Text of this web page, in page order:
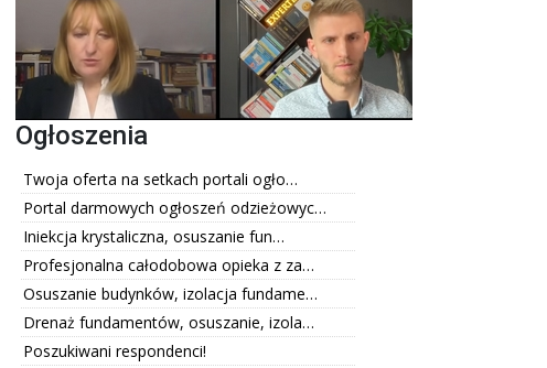
Ogłoszenia
Twoja oferta na setkach portali ogło…
Portal darmowych ogłoszeń odzieżowyc…
Iniekcja krystaliczna, osuszanie fun…
Profesjonalna całodobowa opieka z za…
Osuszanie budynków, izolacja fundame…
Drenaż fundamentów, osuszanie, izola…
Poszukiwani respondenci!